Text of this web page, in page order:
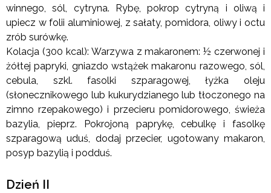
winnego, sól, cytryna. Rybę, pokrop cytryną i oliwą i
upiecz w folii aluminiowej, z sałaty, pomidora, oliwy i octu
zrób surówkę.
Kolacja (300 kcal): Warzywa z makaronem: ½ czerwonej i
żółtej papryki, gniazdo wstążek makaronu razowego, sól,
cebula, szkl. fasolki szparagowej, łyżka oleju
(słonecznikowego lub kukurydzianego lub tłoczonego na
zimno rzepakowego) i przecieru pomidorowego, świeża
bazylia, pieprz. Pokrojoną paprykę, cebulkę i fasolkę
szparagową uduś, dodaj przecier, ugotowany makaron,
posyp bazylią i podduś.
Dzień II